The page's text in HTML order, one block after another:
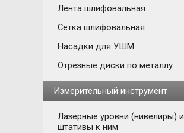
Лента шлифовальная
Сетка шлифовальная
Насадки для УШМ
Отрезные диски по металлу
Измерительный инструмент
Лазерные уровни (нивелиры) и
штативы к ним